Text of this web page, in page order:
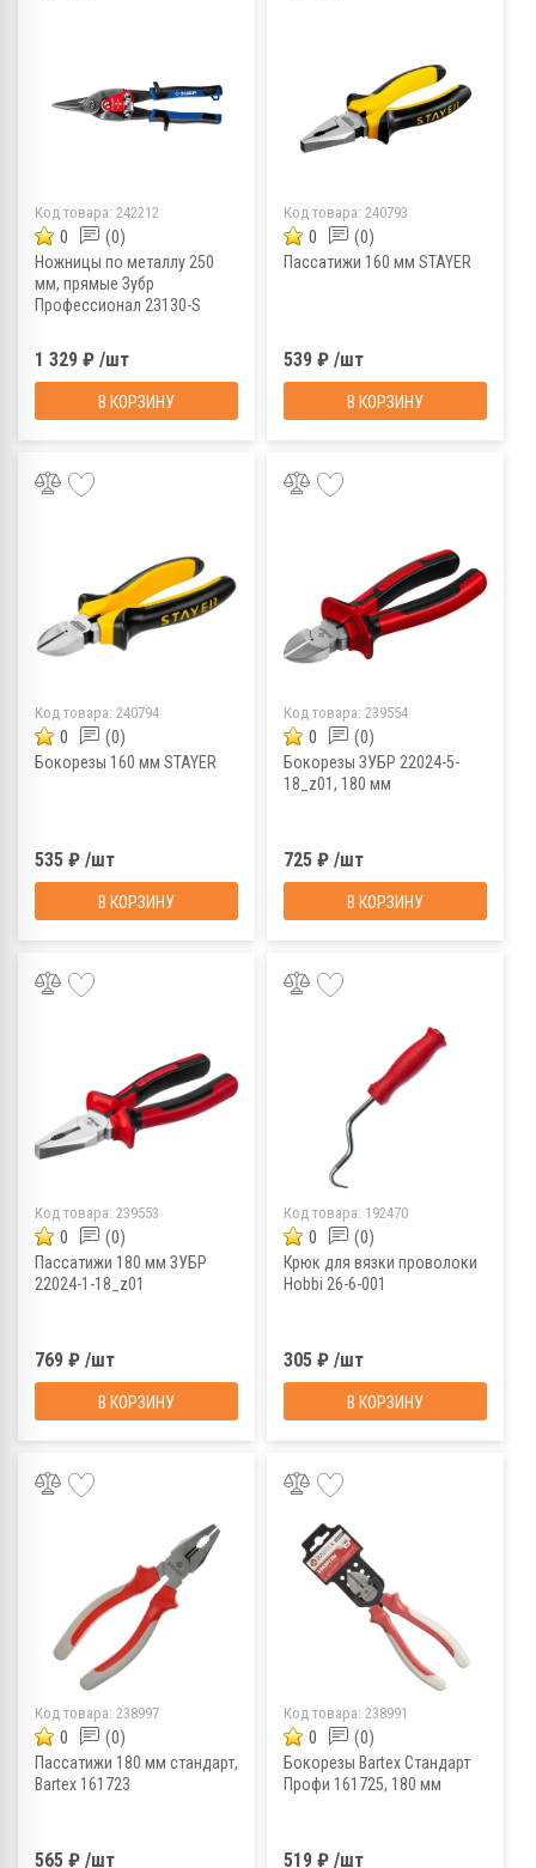
Код товара: 242212
0 (0)
Ножницы по металлу 250
мм, прямые Зубр
Профессионал 23130-S
1 329 ₽ /шт
В КОРЗИНУ
Код товара: 240793
0 (0)
Пассатижи 160 мм STAYER
539 ₽ /шт
В КОРЗИНУ
Код товара: 240794
0 (0)
Бокорезы 160 мм STAYER
535 ₽ /шт
В КОРЗИНУ
Код товара: 239554
0 (0)
Бокорезы ЗУБР 22024-5-
18_z01, 180 мм
725 ₽ /шт
В КОРЗИНУ
Код товара: 239553
0 (0)
Пассатижи 180 мм ЗУБР
22024-1-18_z01
769 ₽ /шт
В КОРЗИНУ
Код товара: 192470
0 (0)
Крюк для вязки проволоки
Hobbi 26-6-001
305 ₽ /шт
В КОРЗИНУ
Код товара: 238997
0 (0)
Пассатижи 180 мм стандарт,
Bartex 161723
565 ₽ /шт
Код товара: 238991
0 (0)
Бокорезы Bartex Стандарт
Профи 161725, 180 мм
519 ₽ /шт